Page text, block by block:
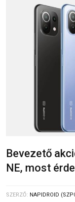
Bevezető
NE, most
SZERZŐ: NAPIDROID